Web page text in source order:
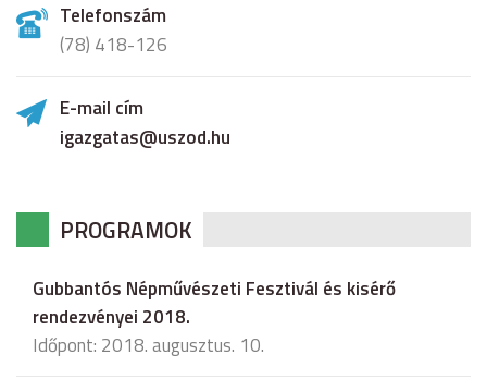
Telefonszám
(78) 418-126
E-mail cím
igazgatas@uszod.hu
PROGRAMOK
Gubbantós Népművészeti Fesztivál és kisérő
rendezvényei 2018.
Időpont: 2018. augusztus. 10.